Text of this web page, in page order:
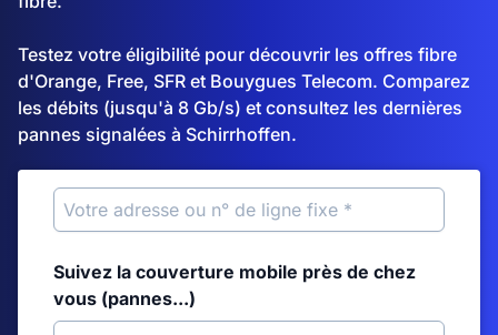
Testez votre éligibilité pour découvrir les offres fibre
d'Orange, Free, SFR et Bouygues Telecom. Comparez
les débits (jusqu'à 8 Gb/s) et consultez les dernières
pannes signalées à Schirrhoffen.
Suivez la couverture mobile près de chez
vous (pannes...)